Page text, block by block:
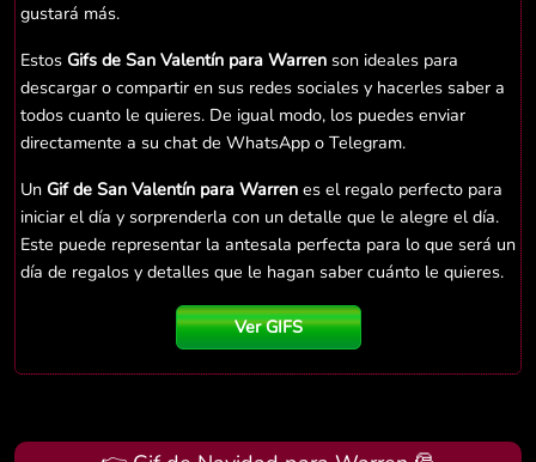
gustará más.
Estos Gifs de San Valentín para Warren son ideales para
descargar o compartir en sus redes sociales y hacerles saber a
todos cuanto le quieres. De igual modo, los puedes enviar
directamente a su chat de WhatsApp o Telegram.
Un Gif de San Valentín para Warren es el regalo perfecto para
iniciar el día y sorprenderla con un detalle que le alegre el día.
Este puede representar la antesala perfecta para lo que será un
día de regalos y detalles que le hagan saber cuánto le quieres.
Ver GIFS